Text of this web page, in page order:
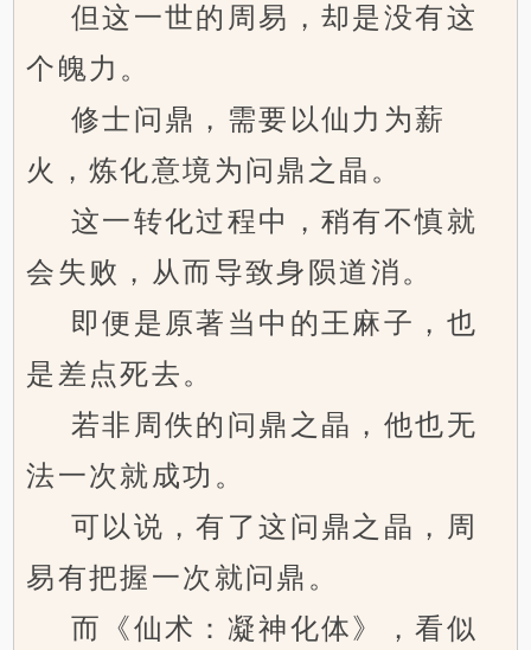
但这一世的周易，却是没有这
个魄力。
修士问鼎，需要以仙力为薪
火，炼化意境为问鼎之晶。
这一转化过程中，稍有不慎就
会失败，从而导致身陨道消。
即便是原著当中的王麻子，也
是差点死去。
若非周佚的问鼎之晶，他也无
法一次就成功。
可以说，有了这问鼎之晶，周
易有把握一次就问鼎。
而《仙术：凝神化体》，看似